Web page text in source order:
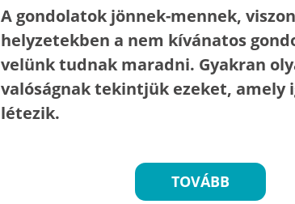
A gondolatok jönnek-mennek,
helyzetekben a nem kívánatos
velünk tudnak maradni. Gyakran
valóságnak tekintjük ezeket, amely
létezik.
TOVÁBB